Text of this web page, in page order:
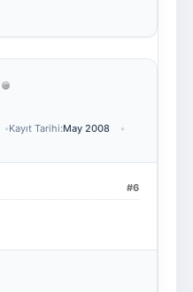
Kayıt Tarihi:May 2008
#6